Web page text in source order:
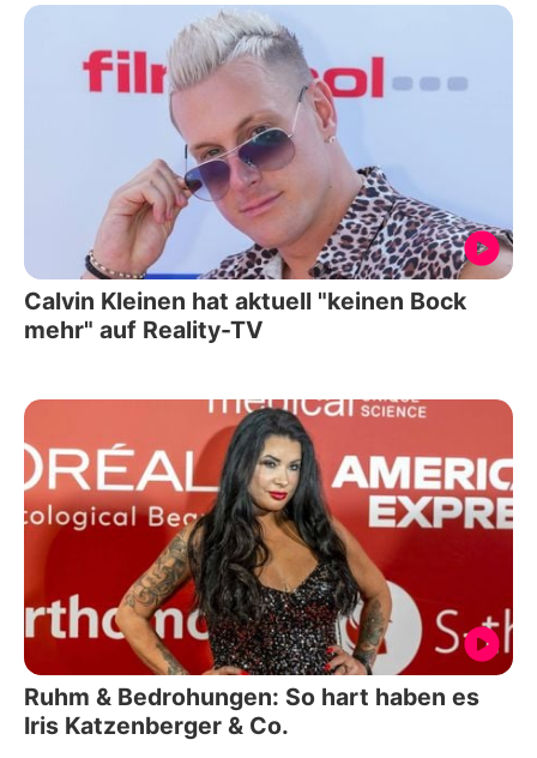
Calvin Kleinen hat aktuell "keinen Bock
mehr" auf Reality-TV
Ruhm & Bedrohungen: So hart haben es
Iris Katzenberger & Co.